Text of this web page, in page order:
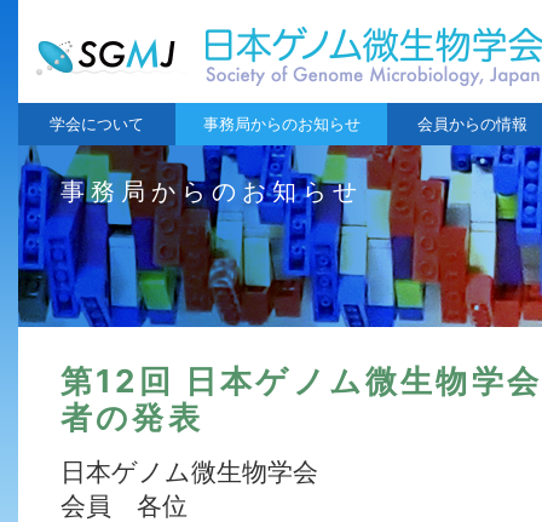
学会について 事務局からのお知らせ 会員からの情報
事務局からのお知らせ
第12回 日本ゲノム微生物学
者の発表
日本ゲノム微生物学会
会員 各位